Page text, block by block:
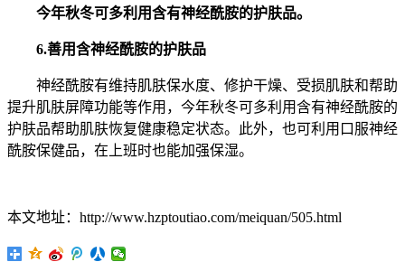
今年秋冬可多利用含有神经酰胺的护肤品。
6.善用含神经酰胺的护肤品
神经酰胺有维持肌肤保水度、修护干燥、受损肌肤和帮助
提升肌肤屏障功能等作用，今年秋冬可多利用含有神经酰胺的
护肤品帮助肌肤恢复健康稳定状态。此外，也可利用口服神经
酰胺保健品，在上班时也能加强保湿。
本文地址：http://www.hzptoutiao.com/meiquan/505.html